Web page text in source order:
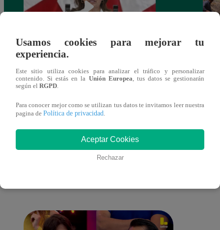
salario presidencial se aplique desde 2026
También te puede
Usamos cookies para mejorar tu
experiencia.
Este sitio utiliza cookies para analizar el tráfico y personalizar
contenido. Si estás en la Unión Europea , tus datos se gestionarán
según el RGPD
Para conocer mejor como se utilizan tus datos te invitamos leer nuestra
pagina de Política de privacidad
Aceptar Cookies
Rechazar